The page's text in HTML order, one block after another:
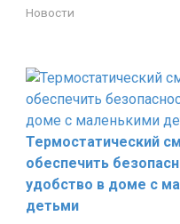
Новости
Термостатический
обеспечить
удобство в доме с
детьми